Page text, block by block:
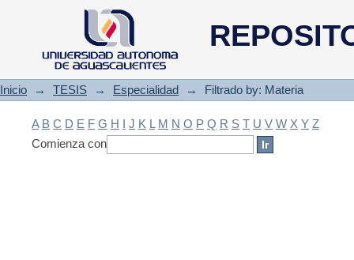
Filtrado by: Materia
Inicio → TESIS → Especialidad → Filtrado by: Materia
A B C D E F G H I J K L M N O P Q R S T U V W X Y Z
Comienza con